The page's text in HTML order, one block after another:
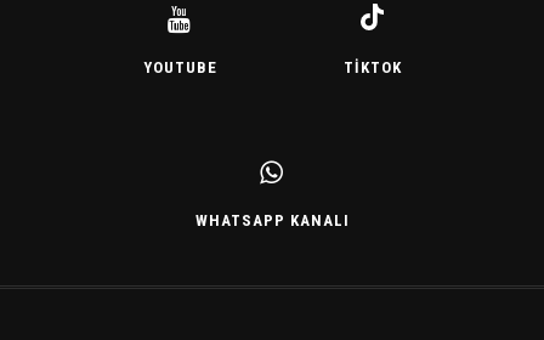
YOUTUBE TIKTOK
WHATSAPP KANALI